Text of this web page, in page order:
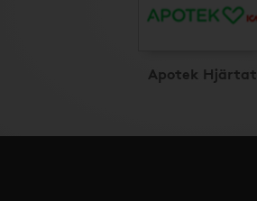
Apotek Hjärtat